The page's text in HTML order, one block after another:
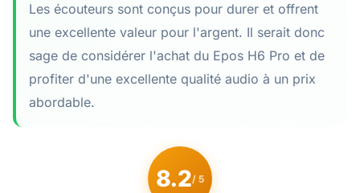
Les écouteurs sont conçus pour durer et offrent
une excellente valeur pour l'argent. Il serait donc
sage de considérer l'achat du Epos H6 Pro et de
profiter d'une excellente qualité audio à un prix
abordable.
8.2/ 5